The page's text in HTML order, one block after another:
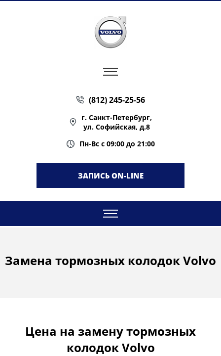
(812) 245-25-56
г. Санкт-Петербург,
ул. Софийская, д.8
Пн-Вс с 09:00 до 21:00
ЗАПИСЬ ON-LINE
Замена тормозных колодок Volvo
Цена на замену тормозных
колодок Volvo